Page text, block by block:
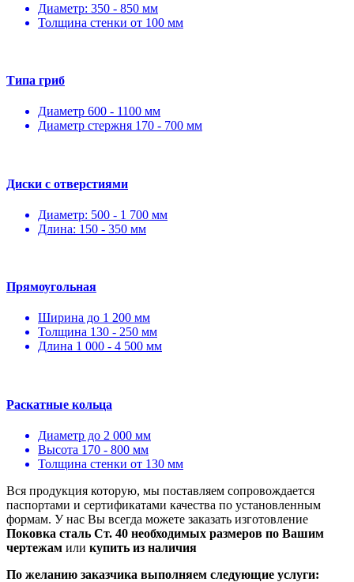
Диаметр: 350 - 850 мм
Толщина стенки от 100 мм
Типа гриб
Диаметр 600 - 1100 мм
Диаметр стержня 170 - 700 мм
Диски с отверстиями
Диаметр: 500 - 1 700 мм
Длина: 150 - 350 мм
Прямоугольная
Ширина до 1 200 мм
Толщина 130 - 250 мм
Длина 1 000 - 4 500 мм
Раскатные кольца
Диаметр до 2 000 мм
Высота 170 - 800 мм
Толщина стенки от 130 мм
Вся продукция которую, мы поставляем сопровождается
паспортами и сертификатами качества по установленным
формам. У нас Вы всегда можете заказать изготовление
Поковка сталь Ст. 40 необходимых размеров по Вашим
чертежам или купить из наличия
По желанию заказчика выполняем следующие услуги: